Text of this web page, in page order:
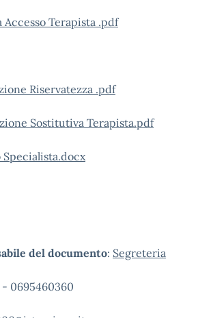
Terapista .pdf
Riservatezza .pdf
Sostitutiva Terapista.pdf
del documento: Segreteria
- 0695460360